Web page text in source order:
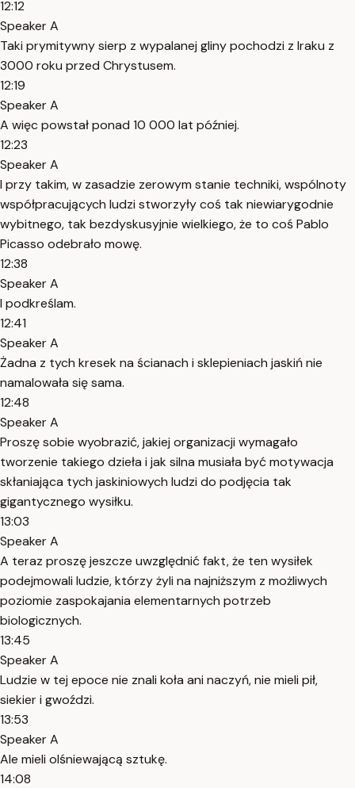
12:12
Speaker A
Taki prymitywny sierp z wypalanej gliny pochodzi z Iraku z
3000 roku przed Chrystusem.
12:19
Speaker A
A więc powstał ponad 10 000 lat później.
12:23
Speaker A
I przy takim, w zasadzie zerowym stanie techniki, wspólnoty
współpracujących ludzi stworzyły coś tak niewiarygodnie
wybitnego, tak bezdyskusyjnie wielkiego, że to coś Pablo
Picasso odebrało mowę.
12:38
Speaker A
I podkreślam.
12:41
Speaker A
Żadna z tych kresek na ścianach i sklepieniach jaskiń nie
namalowała się sama.
12:48
Speaker A
Proszę sobie wyobrazić, jakiej organizacji wymagało
tworzenie takiego dzieła i jak silna musiała być motywacja
skłaniająca tych jaskiniowych ludzi do podjęcia tak
gigantycznego wysiłku.
13:03
Speaker A
A teraz proszę jeszcze uwzględnić fakt, że ten wysiłek
podejmowali ludzie, którzy żyli na najniższym z możliwych
poziomie zaspokajania elementarnych potrzeb
biologicznych.
13:45
Speaker A
Ludzie w tej epoce nie znali koła ani naczyń, nie mieli pił,
siekier i gwoździ.
13:53
Speaker A
Ale mieli olśniewającą sztukę.
14:08